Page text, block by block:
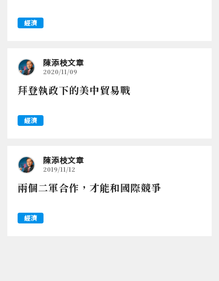
經濟
陳添枝文章
2020/11/09
拜登執政下的美中貿易戰
經濟
陳添枝文章
2019/11/12
兩個二軍合作，才能和國際競爭
經濟